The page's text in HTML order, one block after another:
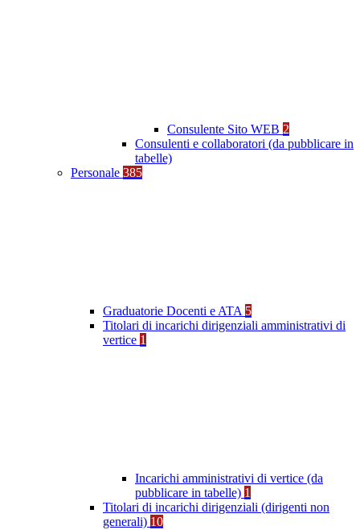
Consulente Sito WEB 2
Consulenti e collaboratori (da pubblicare in
tabelle)
Personale 385
Graduatorie Docenti e ATA 5
Titolari di incarichi dirigenziali amministrativi di
vertice 1
Incarichi amministrativi di vertice (da
pubblicare in tabelle) 1
Titolari di incarichi dirigenziali (dirigenti non
generali) 10